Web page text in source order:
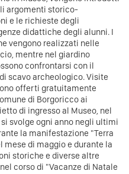
argomenti storico-
e le richieste degli
didattiche degli alunni. I
vengono realizzati nelle
mentre nel giardino
confrontarsi con il
scavo archeologico. Visite
offerti gratuitamente
di Borgoricco ai
di ingresso al Museo, nel
svolge ogni anno negli ultimi
la manifestazione "Terra
mese di maggio e durante la
storiche e diverse altre
corso di "Vacanze di Natale